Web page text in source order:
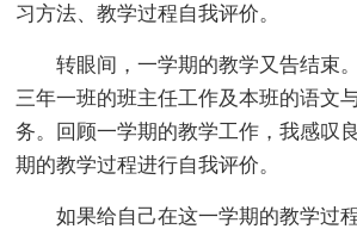
习方法、教学过程自我评价。
转眼间，一学期的教学又告结束
三年一班的班主任工作及本班的语文
务。回顾一学期的教学工作，我感叹
期的教学过程进行自我评价。
如果给自己在这一学期的教学过